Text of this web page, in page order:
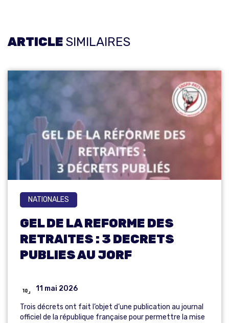
ARTICLE SIMILAIRES
NATIONALES
GEL DE LA REFORME DES
RETRAITES : 3 DECRETS
PUBLIES AU JORF
11 mai 2026
Trois décrets ont fait l’objet d’une publication au journal
officiel de la république française pour permettre la mise